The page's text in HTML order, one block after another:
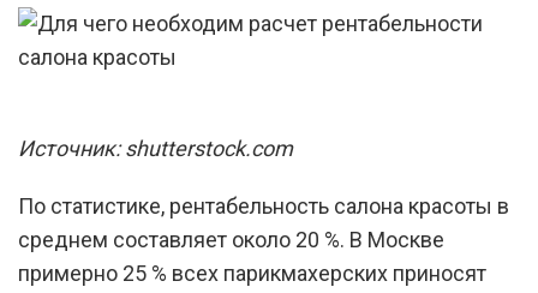
Источник: shutterstock.com
По статистике, рентабельность салона красоты в
среднем составляет около 20 %. В Москве
примерно 25 % всех парикмахерских приносят